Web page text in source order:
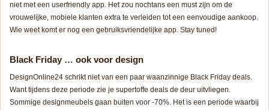
niet met een userfriendly app. Het zou nochtans een must zijn om de
vrouwelijke, mobiele klanten extra te verleiden tot een eenvoudige aankoop.
Wie weet komt er nog een gebruiksvriendelijke app. Stay tuned!
Black Friday … ook voor design
DesignOnline24 schrikt niet van een paar waanzinnige Black Friday deals.
Want tijdens deze periode zie je supertoffe deals de deur uitvliegen.
Sommige designmeubels gaan buiten voor -70%. Het is een periode waarbij